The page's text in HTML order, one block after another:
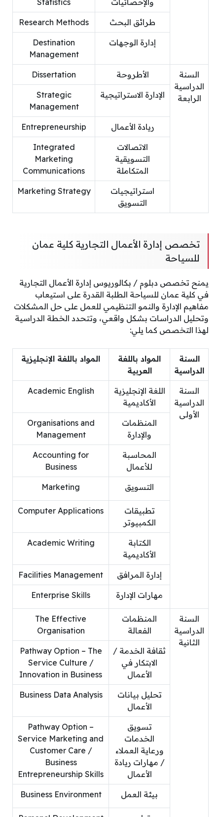
والإحصائيات
Statistics
طرائق البحث Research Methods
إدارة الوجهات
Destination
Management
السنة
الدراسية
الرابعة
الأطروحة Dissertation
الإدارة الاستراتيجية
Strategic
Management
ريادة الأعمال Entrepreneurship
الاتصالات
التسويقية
المتكاملة
Integrated
Marketing
Communications
استراتيجيات
التسويق
Marketing Strategy
تخصص إدارة الأعمال التجارية كلية عمان
للسياحة
يمنح تخصص دبلوم / بكالوريوس إدارة الأعمال التجارية
في كلية عمان للسياحة الطلبة القدرة على استيعاب
مفاهيم الإدارة والنمو التنظيمي للعمل على حل المشكلات
وتحليل الدراسات بشكل واقعي، وتتحدد الخطة الدراسية
لهذا التخصص كما يلي:
السنة
الدراسية
المواد باللغة
العربية
المواد باللغة الإنجليزية
السنة
الدراسية
الأولى
اللغة الإنجليزية
الأكاديمية
Academic English
المنظمات
والإدارة
Organisations and
Management
المحاسبة
للأعمال
Accounting for
Business
التسويق Marketing
تطبيقات
الكمبيوتر
Computer Applications
الكتابة
الأكاديمية
Academic Writing
إدارة المرافق Facilities Management
مهارات الإدارة Enterprise Skills
السنة
الدراسية
الثانية
المنظمات
الفعالة
The Effective
Organisation
ثقافة الخدمة /
الابتكار في
الأعمال
Pathway Option – The
Service Culture /
Innovation in Business
تحليل بيانات
الأعمال
Business Data Analysis
تسويق
الخدمات
ورعاية العملاء
/ مهارات ريادة
الأعمال
Pathway Option –
Service Marketing and
Customer Care /
Business
Entrepreneurship Skills
بيئة العمل Business Environment